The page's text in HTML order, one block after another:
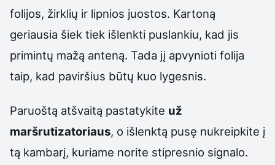
folijos, žirklių ir lipnios juostos. Kartoną
geriausia šiek tiek išlenkti puslankiu, kad jis
primintų mažą anteną. Tada jį apvynioti folija
taip, kad paviršius būtų kuo lygesnis.
Paruoštą atšvaitą pastatykite už
maršrutizatoriaus, o išlenktą pusę nukreipkite į
tą kambarį, kuriame norite stipresnio signalo.